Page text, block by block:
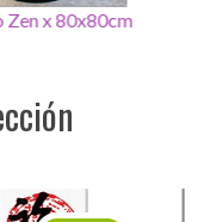
Zen x 80x80cm